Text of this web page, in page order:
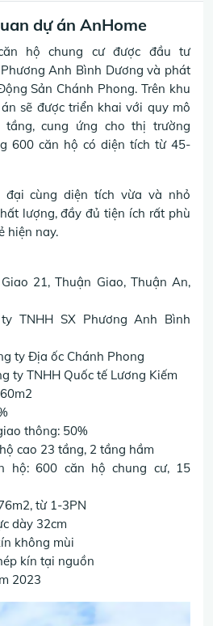
dự án AnHome
hộ chung cư được đầu tư
Anh Bình Dương và phát
Sản Chánh Phong. Trên khu
sẽ được triển khai với quy mô
cung ứng cho thị trường
600 căn hộ có diện tích từ 45-
đại cùng diện tích vừa và nhỏ
lượng, đầy đủ tiện ích rất phù
hiện nay.
21, Thuận Giao, Thuận An,
TNHH SX Phương Anh Bình
ty Địa ốc Chánh Phong
ty TNHH Quốc tế Lương Kiếm
thông: 50%
cao 23 tầng, 2 tầng hầm
hộ: 600 căn hộ chung cư, 15
từ 1-3PN
dày 32cm
không mùi
kín tại nguồn
2023